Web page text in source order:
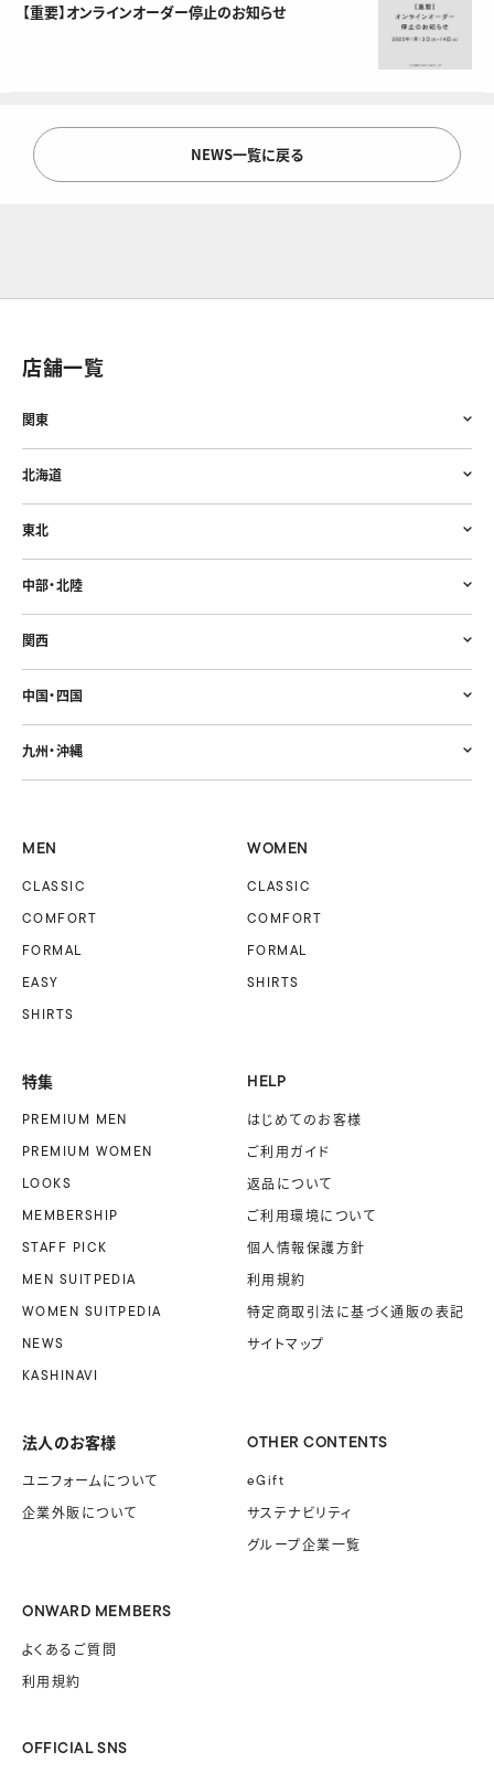
【重要】オンラインオーダー停止のお知らせ
NEWS一覧に戻る
店舗一覧
関東
北海道
東北
中部・北陸
関西
中国・四国
九州・沖縄
MEN
CLASSIC
COMFORT
FORMAL
EASY
SHIRTS
WOMEN
CLASSIC
COMFORT
FORMAL
SHIRTS
特集
PREMIUM MEN
PREMIUM WOMEN
LOOKS
MEMBERSHIP
STAFF PICK
MEN SUITPEDIA
WOMEN SUITPEDIA
NEWS
KASHINAVI
HELP
はじめてのお客様
ご利用ガイド
返品について
ご利用環境について
個人情報保護方針
利用規約
特定商取引法に基づく通販の表記
サイトマップ
法人のお客様
ユニフォームについて
企業外販について
OTHER CONTENTS
eGift
サステナビリティ
グループ企業一覧
ONWARD MEMBERS
よくあるご質問
利用規約
OFFICIAL SNS